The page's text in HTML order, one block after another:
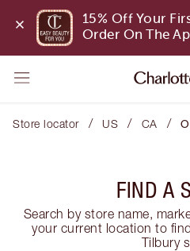
15% Off Your
Order On The
Store locator / US / CA /
FIND A
Search by store name,
your current location to
Tilbury